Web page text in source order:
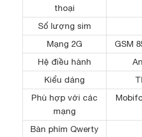
thoại
Số lượng sim
Mạng 2G
GSM
Hệ điều hành
Kiểu dáng
Phù hợp với các
mạng
Bàn phím Qwerty